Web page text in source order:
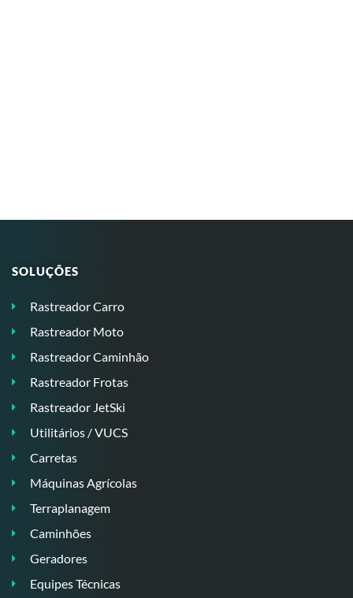
SOLUÇÕES
Rastreador Carro
Rastreador Moto
Rastreador Caminhão
Rastreador Frotas
Rastreador JetSki
Utilitários / VUCS
Carretas
Máquinas Agrícolas
Terraplanagem
Caminhões
Geradores
Equipes Técnicas